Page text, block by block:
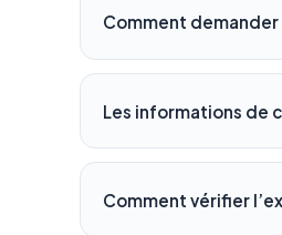
Comment demander
Les informations de
Comment vérifier